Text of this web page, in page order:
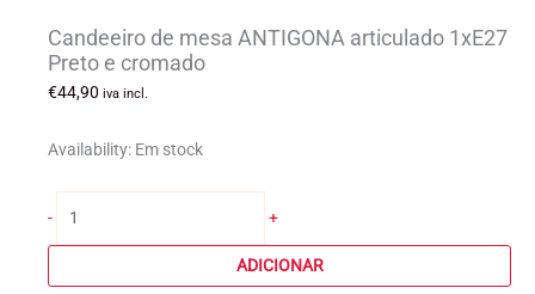
Candeeiro de mesa ANTIGONA articulado 1xE27
Preto e cromado
€44,90 iva incl.
Availability: Em stock
-
de
+
ADICIONAR